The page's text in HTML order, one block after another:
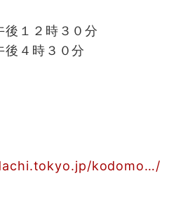
後１２時３０分
後４時３０分
kodomo…/